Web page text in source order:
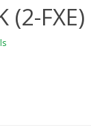
(2-FXE)